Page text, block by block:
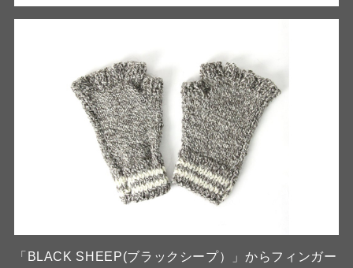
「BLACK SHEEP(ブラックシープ）」からフィンガー